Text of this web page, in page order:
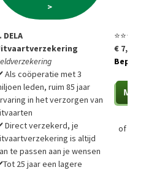
>
DELA
Als coöperatie met 3
leden, ruim 85 jaar
in het verzorgen van
Direct verzekerd, je
is altijd
te passen aan je wensen
25 jaar een lagere
⭐⭐⭐⭐⭐
€ 7,85
Bepaal
of